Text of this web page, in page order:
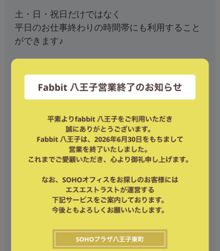
土・日・祝日だけではなく
平日のお仕事終わりの時間帯にも利用すること
ができます♪
◇オプション◇
◎24時間プラン：5,500円(税込)/月
全日21時〜翌朝8時まで
利用いただけます。
◎夜間延長プラン：550円(税込)/2時間
21時以降の単発利用が可能です。
仕事を持ち帰らないといけなくなってしまっ